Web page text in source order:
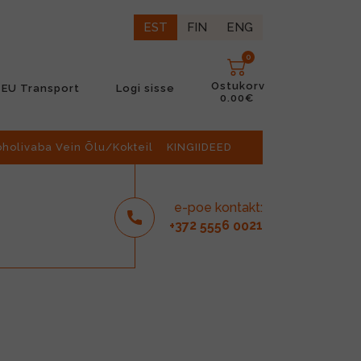
EST FIN ENG
EU Transport Logi sisse
0
Ostukorv
0.00€
Vein Õlu/Kokteil KINGIIDEED
e-poe kontakt:
+372 5556 0021